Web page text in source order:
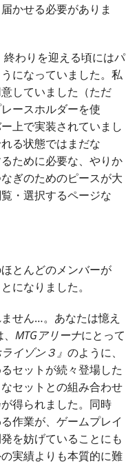
かせる必要がありま
わりを迎える頃にはパ
になっていました。私
していました（ただ
ースホルダーを使
上で実装されていまし
る状態ではまだな
ために必要な、やりか
ぎのためのピースが大
・選択するページな
とんどのメンバーが
になりました。
せん…。あなたは憶え
、MTGアリーナにとって
ライゾン３』のように、
セットが続々登場した
セットとの組み合わせ
得られました。同時
作業が、ゲームプレイ
を妨げていることにも
実績よりも本質的に難